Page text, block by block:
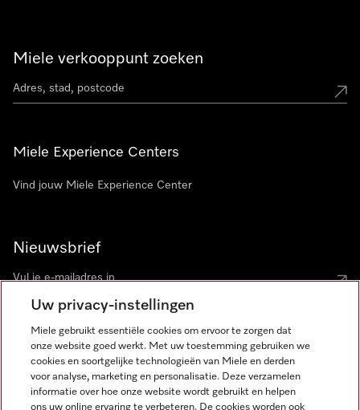
Miele verkooppunt zoeken
Miele Experience Centers
Vind jouw Miele Experience Center
Nieuwsbrief
Miele op Instagram
Miele op Facebook
Miele op Youtube
Uw privacy-instellingen
Miele gebruikt essentiële cookies om ervoor te zorgen dat
onze website goed werkt. Met uw toestemming gebruiken we
cookies en soortgelijke technologieën van Miele en derden
voor analyse, marketing en personalisatie. Deze verzamelen
informatie over hoe onze website wordt gebruikt en helpen
ons uw online ervaring te verbeteren. De cookies worden ook